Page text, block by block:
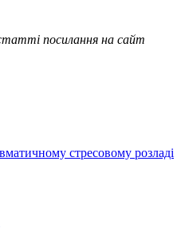
посилання на сайт
стресовому розладі